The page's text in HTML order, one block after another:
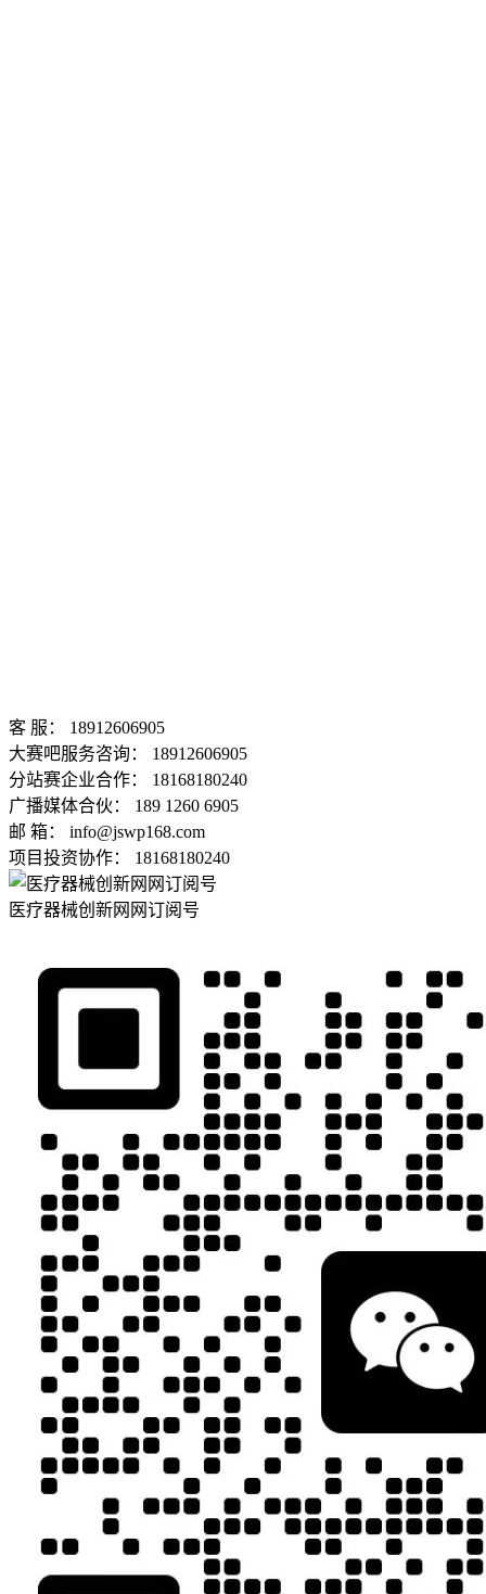
客 服： 18912606905
大赛吧服务咨询： 18912606905
分站赛企业合作： 18168180240
广播媒体合伙： 189 1260 6905
邮 箱： info@jswp168.com
项目投资协作： 18168180240
医疗器械创新网网订阅号